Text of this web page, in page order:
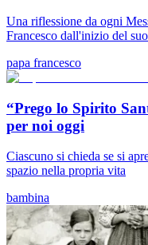
Una riflessione da ogni
Francesco dall'inizio del
papa francesco
“Prego lo Spirito
per noi oggi
Ciascuno si chieda se si
spazio nella propria vita
bambina